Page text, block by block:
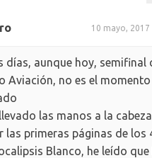
10 mayo, 2017
días, aunque hoy, semifinal
Aviación, no es el momento
las manos a la
las primeras páginas de los
Blanco, he leído que